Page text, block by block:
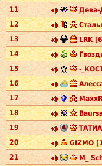
11
Дева-
12
13
LRK
14
15
-
16
17
18
19
20
GIZMO
21
M_